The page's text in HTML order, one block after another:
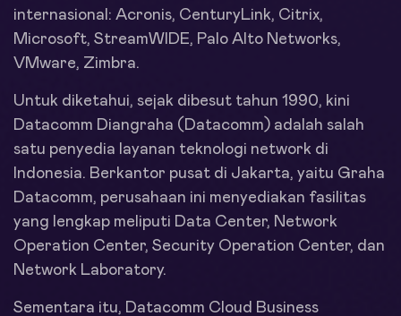
internasional: Acronis, CenturyLink, Citrix,
Microsoft, StreamWIDE, Palo Alto Networks,
VMware, Zimbra.
Untuk diketahui, sejak dibesut tahun 1990, kini
Datacomm Diangraha (Datacomm) adalah salah
satu penyedia layanan teknologi network di
Indonesia. Berkantor pusat di Jakarta, yaitu Graha
Datacomm, perusahaan ini menyediakan fasilitas
yang lengkap meliputi Data Center, Network
Operation Center, Security Operation Center, dan
Network Laboratory.
Sementara itu, Datacomm Cloud Business